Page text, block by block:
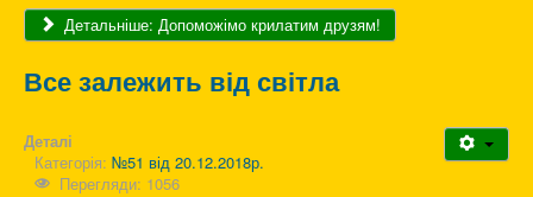
Детальніше: Допоможімо крилатим друзям!
Все залежить від світла
Деталі
Категорія: №51 від 20.12.2018р.
Перегляди: 1056